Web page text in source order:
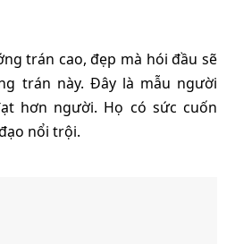
trán cao, đẹp mà hói đầu sẽ
trán này. Đây là mẫu người
hơn người. Họ có sức cuốn
nổi trội.